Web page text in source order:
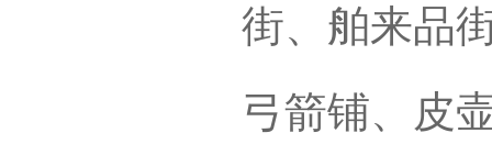
街、舶来品
弓箭铺、皮